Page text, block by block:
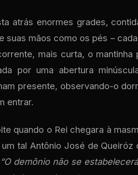
atrás enormes grades,
suas mãos como os pés –
mais curta, o
por uma abertura
presente, observando-o
entrar.
quando o Rei chegara à
tal Antônio José de
“O demônio não se